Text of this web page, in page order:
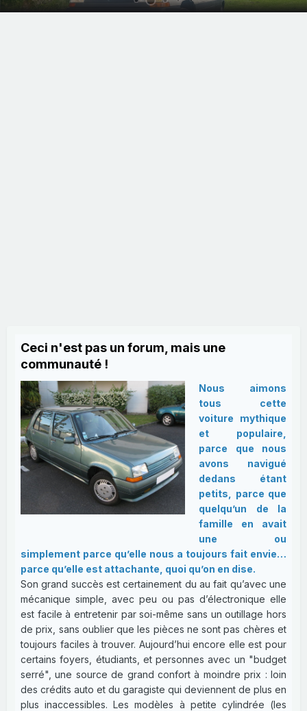
Ceci n'est pas un forum, mais une
communauté !
Nous aimons
tous cette
voiture mythique
et populaire,
parce que nous
avons navigué
dedans étant
petits, parce que
quelqu’un de la
famille en avait
une ou
simplement parce qu’elle nous a toujours fait envie…
parce qu’elle est attachante, quoi qu’on en dise.
Son grand succès est certainement du au fait qu’avec une
mécanique simple, avec peu ou pas d’électronique elle
est facile à entretenir par soi-même sans un outillage hors
de prix, sans oublier que les pièces ne sont pas chères et
toujours faciles à trouver. Aujourd’hui encore elle est pour
certains foyers, étudiants, et personnes avec un "budget
serré", une source de grand confort à moindre prix : loin
des crédits auto et du garagiste qui deviennent de plus en
plus inaccessibles. Les modèles à petite cylindrée (les